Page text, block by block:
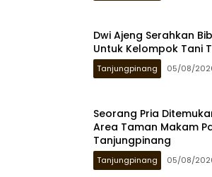
Dwi Ajeng Serahkan
Untuk Kelompok Tani
Tanjungpinang 05/08/
Seorang Pria
Area Taman Makam
Tanjungpinang
Tanjungpinang 05/08/